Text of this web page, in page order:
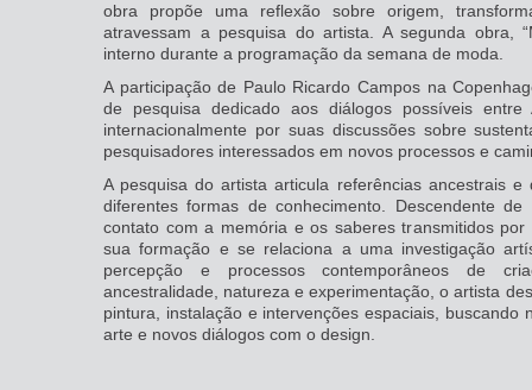
obra propõe uma reflexão sobre origem,
atravessam a pesquisa do artista. A segunda obra,
interno durante a programação da semana de moda.
A participação de Paulo Ricardo Campos na
de pesquisa dedicado aos diálogos possíveis
internacionalmente por suas discussões sobre
pesquisadores interessados em novos processos e
A pesquisa do artista articula referências ancestrais e
diferentes formas de conhecimento. Descendente
contato com a memória e os saberes transmitidos
sua formação e se relaciona a uma investigação
percepção e processos contemporâneos de
ancestralidade, natureza e experimentação, o artista
pintura, instalação e intervenções espaciais, buscando
arte e novos diálogos com o design.